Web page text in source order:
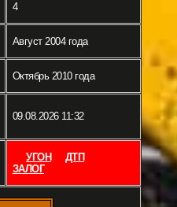
4
Август 2004 года
Октябрь 2010 года
09.08.2026 11:32
УГОН
ДТП
ЗАЛОГ